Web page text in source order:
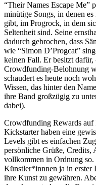
“Their Names Escape Me”
minütige Songs, in denen
gibt, im Progrock, in dem
Seltenheit sind. Seine
dadurch gebrochen, dass
wie “Simon D’Progcat”
keinen Fall. Er besitzt
Crowdfunding-Belohnung
schaudert es heute noch
Wissen, das hinter den
ihre Band großzügig zu
dabei).
Crowdfunding Rewards auf
Kickstarter haben eine
Levels gibt es einfachen
persönliche Grüße, Credits,
vollkommen in Ordnung so.
Künstler*innnen ja in erster
ihre Kunst zu gewähren.